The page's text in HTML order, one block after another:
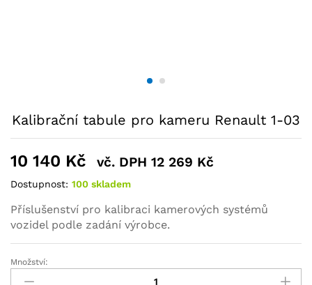
Kalibrační tabule pro kameru Renault 1-03
10 140 Kč vč. DPH 12 269 Kč
Dostupnost: 100 skladem
Příslušenství pro kalibraci kamerových systémů
vozidel podle zadání výrobce.
Množství: